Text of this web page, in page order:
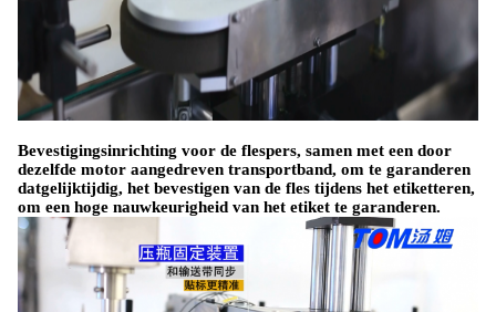
Bevestigingsinrichting voor de flespers, samen met een door
dezelfde motor aangedreven transportband, om te garanderen
datgelijktijdig, het bevestigen van de fles tijdens het etiketteren,
om een hoge nauwkeurigheid van het etiket te garanderen.